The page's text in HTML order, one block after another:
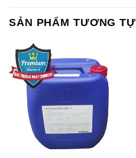
SẢN PHẨM TƯƠNG TỰ